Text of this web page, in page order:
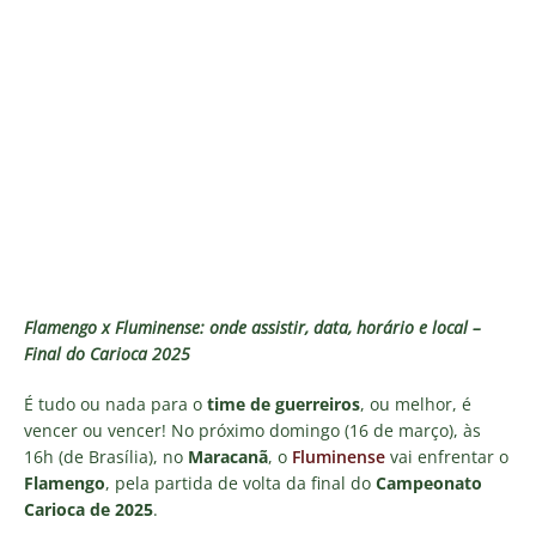
Flamengo x Fluminense: onde assistir, data, horário e local –
Final do Carioca 2025
É tudo ou nada para o time de guerreiros, ou melhor, é
vencer ou vencer! No próximo domingo (16 de março), às
16h (de Brasília), no Maracanã, o Fluminense vai enfrentar o
Flamengo, pela partida de volta da final do Campeonato
Carioca de 2025.